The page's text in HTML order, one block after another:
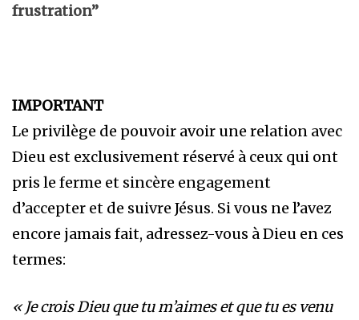
frustration”
IMPORTANT
Le privilège de pouvoir avoir une relation avec
Dieu est exclusivement réservé à ceux qui ont
pris le ferme et sincère engagement
d’accepter et de suivre Jésus. Si vous ne l’avez
encore jamais fait, adressez-vous à Dieu en ces
termes:
« Je crois Dieu que tu m’aimes et que tu es venu